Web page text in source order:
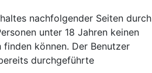
nachfolgender Seiten durch
unter 18 Jahren keinen
können. Der Benutzer
durchgeführte